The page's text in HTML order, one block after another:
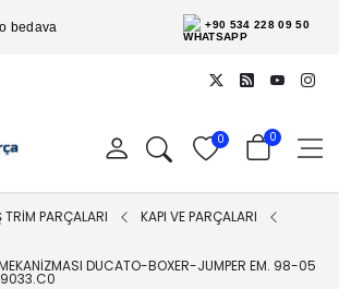
bedava +90 534 228 09 50
0 0
TRİM PARÇALARI
KAPI VE PARÇALARI
DUCATO-BOXER-JUMPER EM. 98-05